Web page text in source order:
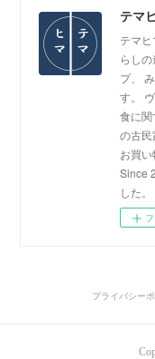
テマ
テマ
らし
プ、
す。
食に
の古民
お買
Since
した。
プライバシー